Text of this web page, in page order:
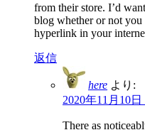
from their store. I’d
blog whether or not
hyperlink in your
返信
here より:
2020年11月10
There as